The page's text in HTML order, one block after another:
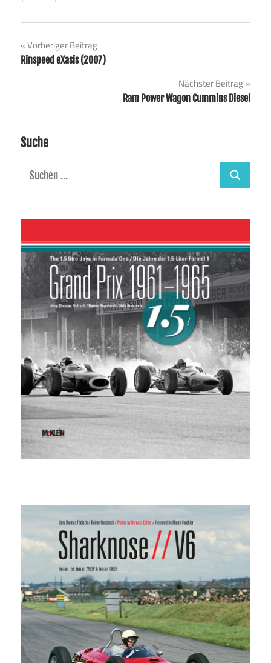
Beitragsnavigation
Vorheriger Beitrag
Rinspeed eXasis (2007)
Nächster Beitrag
Ram Power Wagon Cummins Diesel
Suche
Suchen
nach:
Suchen